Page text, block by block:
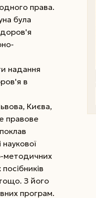
права.
була
надання
в
Києва,
правове
методичних
тощо. З його
програм.